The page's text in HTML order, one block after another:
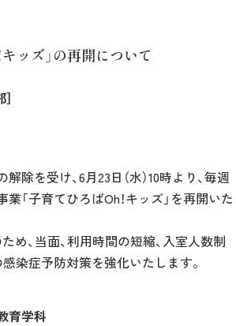
キッズ」の再開について
除を受け、6月23日（水）10時より、毎週
「子育てひろばOh！キッズ」を再開いた
め、当面、利用時間の短縮、入室人数制
染症予防対策を強化いたします。
育学科